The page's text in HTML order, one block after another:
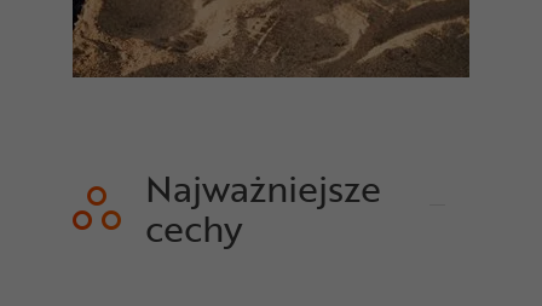
Najważniejsze
cechy